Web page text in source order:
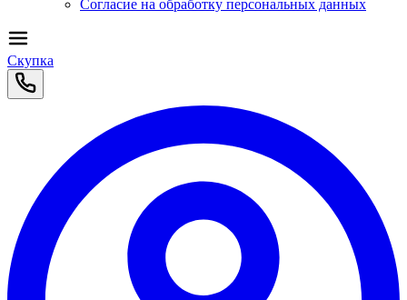
Согласие на обработку персональных данных
Скупка